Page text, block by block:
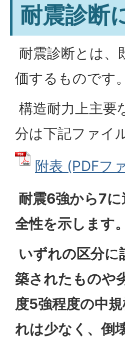
耐震診断
耐震診断とは、
価するものです。
構造耐力上主要
分は下記ファイ
附表 (PDFフ
耐震6強から7
全性を示します。
いずれの区分に
築されたものや
度5強程度の中
れは少なく、倒